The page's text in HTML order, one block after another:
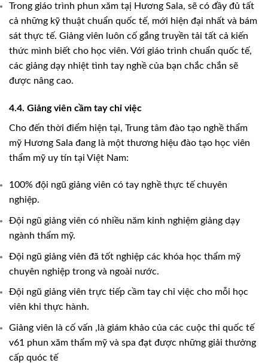
Trong giáo trình phun xăm tạị Hương Sala, sẽ có đầy đủ tất
cả những kỹ thuật chuẩn quốc tế, mới hiện đại nhất và bám
sát thực tế. Giảng viên luôn cố gắng truyền tải tất cả kiến
thức mình biết cho học viên. Với giáo trình chuẩn quốc tế,
các giảng dạy nhiệt tình tay nghề của bạn chắc chắn sẽ
được nâng cao.
4.4. Giảng viên cầm tay chỉ việc
Cho đến thời điểm hiện tại, Trung tâm đào tạo nghề thẩm
mỹ Hương Sala đang là một thương hiệu đào tạo học viên
thẩm mỹ uy tín tại Việt Nam:
100% đội ngũ giảng viên có tay nghề thực tế chuyên
nghiệp.
Đội ngũ giảng viên có nhiều năm kinh nghiệm giảng dạy
ngành thẩm mỹ.
Đội ngũ giảng viên đã tốt nghiệp các khóa học thẩm mỹ
chuyên nghiệp trong và ngoài nước.
Đội ngũ giảng viên trực tiếp cầm tay chỉ việc cho mỗi học
viên khi thực hành.
Giảng viên là cố vấn ,là giám khảo của các cuộc thi quốc tế
v61 phun xăm thẩm mỹ và spa đạt được những giải thưởng
cấp quóc tế